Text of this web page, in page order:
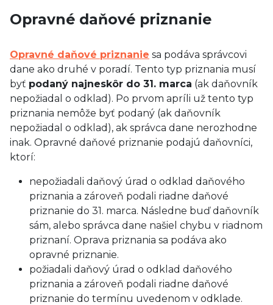
Opravné daňové priznanie
Opravné daňové priznanie sa podáva správcovi
dane ako druhé v poradí. Tento typ priznania musí
byť podaný najneskôr do 31. marca (ak daňovník
nepožiadal o odklad). Po prvom apríli už tento typ
priznania nemôže byť podaný (ak daňovník
nepožiadal o odklad), ak správca dane nerozhodne
inak. Opravné daňové priznanie podajú daňovníci,
ktorí:
nepožiadali daňový úrad o odklad daňového
priznania a zároveň podali riadne daňové
priznanie do 31. marca. Následne buď daňovník
sám, alebo správca dane našiel chybu v riadnom
priznaní. Oprava priznania sa podáva ako
opravné priznanie.
požiadali daňový úrad o odklad daňového
priznania a zároveň podali riadne daňové
priznanie do termínu uvedenom v odklade.